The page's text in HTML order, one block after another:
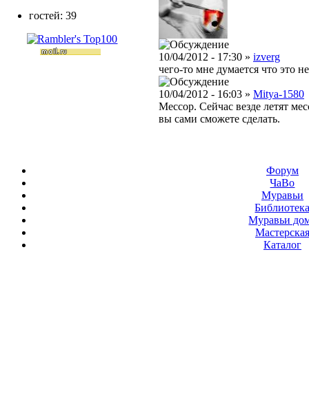
10/04/2012 - 17:30 » izverg
чего-то мне думается что это
10/04/2012 - 16:03 » Mitya-1580
Мессор. Сейчас везде летят
вы сами сможете сделать.
гостей: 39
Форум
ЧаВо
Муравьи
Муравьи
Мастерская
Каталог